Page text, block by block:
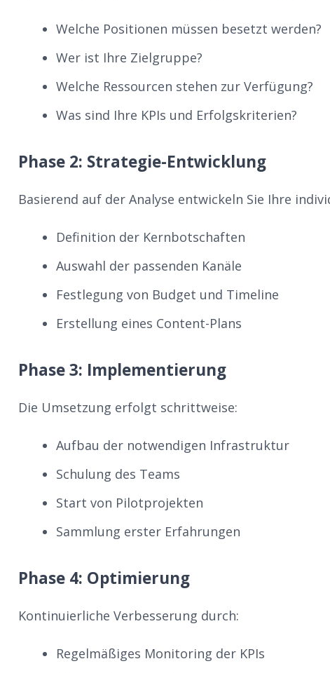
Welche Positionen müssen besetzt werden?
Wer ist Ihre Zielgruppe?
Welche Ressourcen stehen zur Verfügung?
Was sind Ihre KPIs und Erfolgskriterien?
Phase 2: Strategie-Entwicklung
Basierend auf der Analyse entwickeln Sie Ihre
Definition der Kernbotschaften
Auswahl der passenden Kanäle
Festlegung von Budget und Timeline
Erstellung eines Content-Plans
Phase 3: Implementierung
Die Umsetzung erfolgt schrittweise:
Aufbau der notwendigen Infrastruktur
Schulung des Teams
Start von Pilotprojekten
Sammlung erster Erfahrungen
Phase 4: Optimierung
Kontinuierliche Verbesserung durch:
Regelmäßiges Monitoring der KPIs